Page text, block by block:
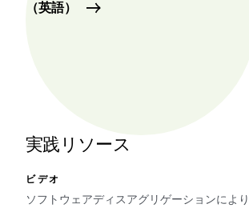
実践リソース
ビデオ
ソフトウェアディスアグリゲーションによ
（英語）